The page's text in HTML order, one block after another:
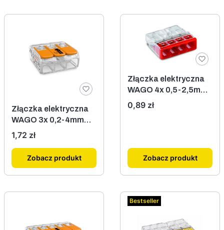
Złączka elektryczna
WAGO 3x 0,2-4mm
221-413
Cena
1,72 zł
Zobacz produkt
Złączka elektryczna
WAGO 4x 0,5-2,5mm
2273-204
Cena
0,89 zł
Zobacz produkt
Bestseller